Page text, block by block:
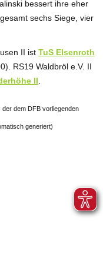
bessert ihre eher
sechs Siege, vier
II ist TuS Elsenroth
RS19 Waldbröl e.V. II
II
dem DFB vorliegenden
generiert)